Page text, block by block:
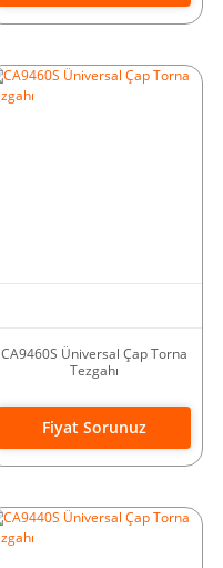
CA9460S Üniversal Çap Torna
Tezgahı
Fiyat Sorunuz